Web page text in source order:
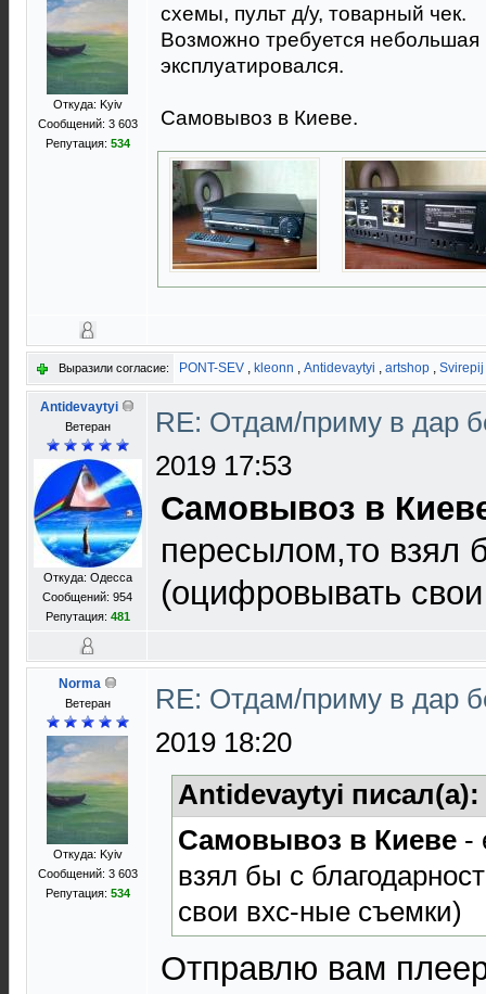
Откуда: Kyiv
Сообщений: 3 603
Репутация: 534
схемы, пульт д/у, товарный чек.
Возможно требуется небольшая
эксплуатировался.
Самовывоз в Киеве.
Выразили согласие: PONT-SEV , kleonn , Antidevaytyi , artshop , Svirepij
Antidevaytyi
Ветеран
Откуда: Одесса
Сообщений: 954
Репутация: 481
RE: Отдам/приму в дар
2019 17:53
Самовывоз в
пересылом,то взял
(оцифровывать
Norma
Ветеран
Откуда: Kyiv
Сообщений: 3 603
Репутация: 534
RE: Отдам/приму в дар
2019 18:20
Antidevaytyi писал(а):
Самовывоз в Киеве -
взял бы с
свои вхс-ные съемки)
Отправлю вам